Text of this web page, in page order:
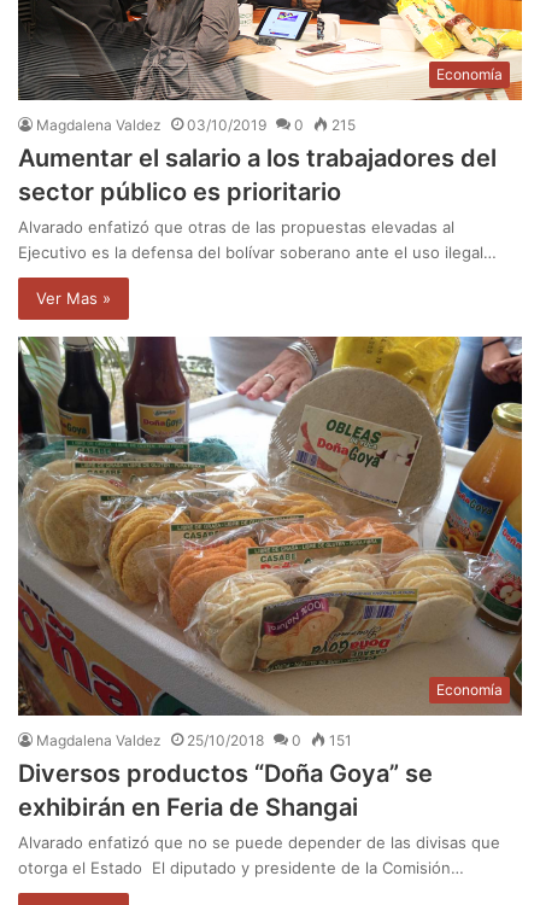
Economía
Magdalena Valdez 03/10/2019 0 215
Aumentar el salario a los trabajadores del
sector público es prioritario
Alvarado enfatizó que otras de las propuestas elevadas al
Ejecutivo es la defensa del bolívar soberano ante el uso ilegal…
Ver Mas »
Economía
Magdalena Valdez 25/10/2018 0 151
Diversos productos “Doña Goya” se
exhibirán en Feria de Shangai
Alvarado enfatizó que no se puede depender de las divisas que
otorga el Estado El diputado y presidente de la Comisión…